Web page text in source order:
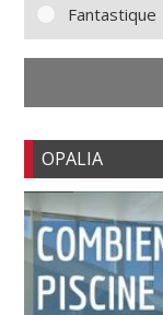
Fantastique
OPALIA